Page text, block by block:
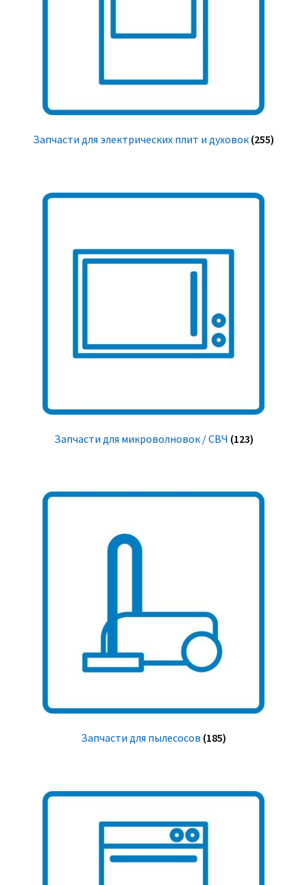
Запчасти для электрических плит и духовок (255)
Запчасти для микроволновок / СВЧ (123)
Запчасти для пылесосов (185)